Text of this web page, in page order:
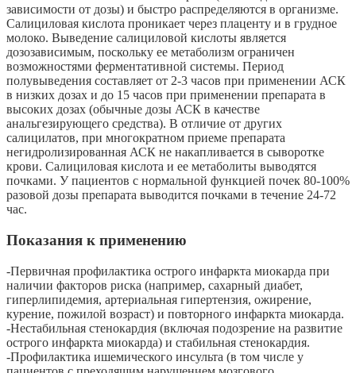
зависимости от дозы) и быстро распределяются в организме.
Салициловая кислота проникает через плаценту и в грудное
молоко. Выведение салициловой кислоты является
дозозависимым, поскольку ее метаболизм ограничен
возможностями ферментативной системы. Период
полувыведения составляет от 2-3 часов при применении АСК
в низких дозах и до 15 часов при применении препарата в
высоких дозах (обычные дозы АСК в качестве
анальгезирующего средства). В отличие от других
салицилатов, при многократном приеме препарата
негидролизированная АСК не накапливается в сыворотке
крови. Салициловая кислота и ее метаболиты выводятся
почками. У пациентов с нормальной функцией почек 80-100%
разовой дозы препарата выводится почками в течение 24-72
час.
Показания к применению
-Первичная профилактика острого инфаркта миокарда при
наличии факторов риска (например, сахарный диабет,
гиперлипидемия, артериальная гипертензия, ожирение,
курение, пожилой возраст) и повторного инфаркта миокарда.
-Нестабильная стенокардия (включая подозрение на развитие
острого инфаркта миокарда) и стабильная стенокардия.
-Профилактика ишемического инсульта (в том числе у